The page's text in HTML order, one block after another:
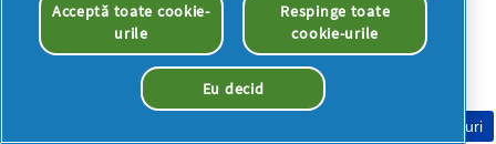
Consimțământ Cookie-uri
Acceptă toate cookie-
urile
Respinge toate
cookie-urile
Eu decid